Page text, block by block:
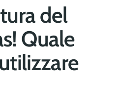
del
Quale